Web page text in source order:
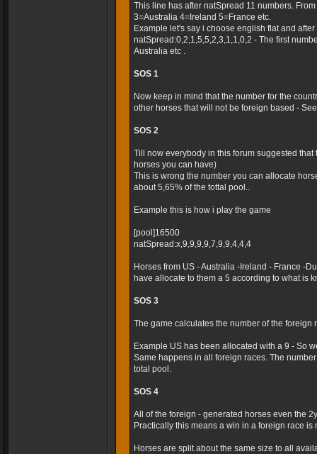
This line has after natSpread 11 numbers.
3=Australia 4=Ireland 5=France etc.
Example let's say i choose english flat and
natSpread:0,2,1,5,5,2,3,1,1,0,2 - The first
Australia etc .
SOS 1
Now keep in mind that the number for the
other horses that will not be foreign based -
SOS 2
Till now everybody in this forum suggested
horses you can have)
This is wrong the number you can allocate
about 5,65% of the tottal pool..
Example this is how i play the game
[pool]16500
natSpread:x,9,9,9,9,7,9,9,4,4,4
Horses from US - Australia -Ireland - France -
have allocate to them a 5 according to what is
SOS 3
The game calculates the number of the foreign
Example US has been allocated with a 9 - So
Same happens in all foreign races. The
total pool.
SOS 4
All of the foreign - generated horses even the
Practically this means a win in a foreign race is
Horses are split about the same size to all